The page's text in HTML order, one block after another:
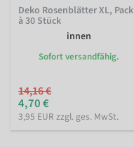
Deko Rosenblätter XL, Pack
à 30 Stück
innen
Sofort versandfähig.
14,16 €
4,70 €
3,95 EUR zzgl. ges. MwSt.